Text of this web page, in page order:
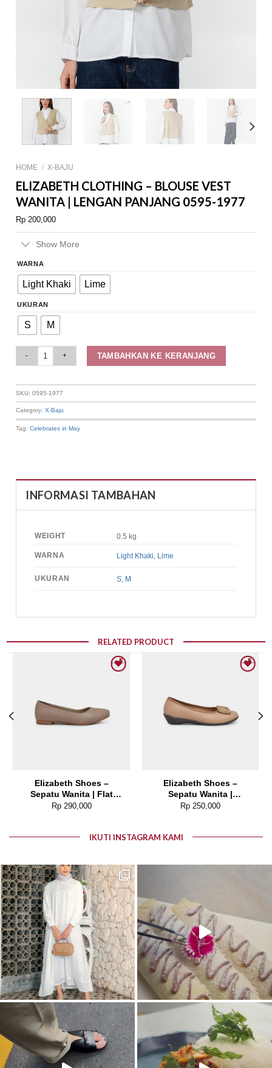
HOME / X-BAJU
ELIZABETH CLOTHING – BLOUSE VEST
WANITA | LENGAN PANJANG 0595-1977
Rp 200,000
Show More
WARNA
Light Khaki Lime
UKURAN
S M
TAMBAHKAN KE KERANJANG
SKU:0595-1977
Category:X-Baju
Tag:Celebrates in May
INFORMASI TAMBAHAN
WEIGHT 0.5 kg
WARNA Light Khaki Lime
UKURAN S M
RELATED PRODUCT
Elizabeth Shoes –
Sepatu Wanita | Flat
Kasual 0678-0256
Rp290,000
Elizabeth Shoes –
Sepatu Wanita |
Pantofel Flat 0379-0510
Rp 250,000
IKUTI INSTAGRAM KAMI